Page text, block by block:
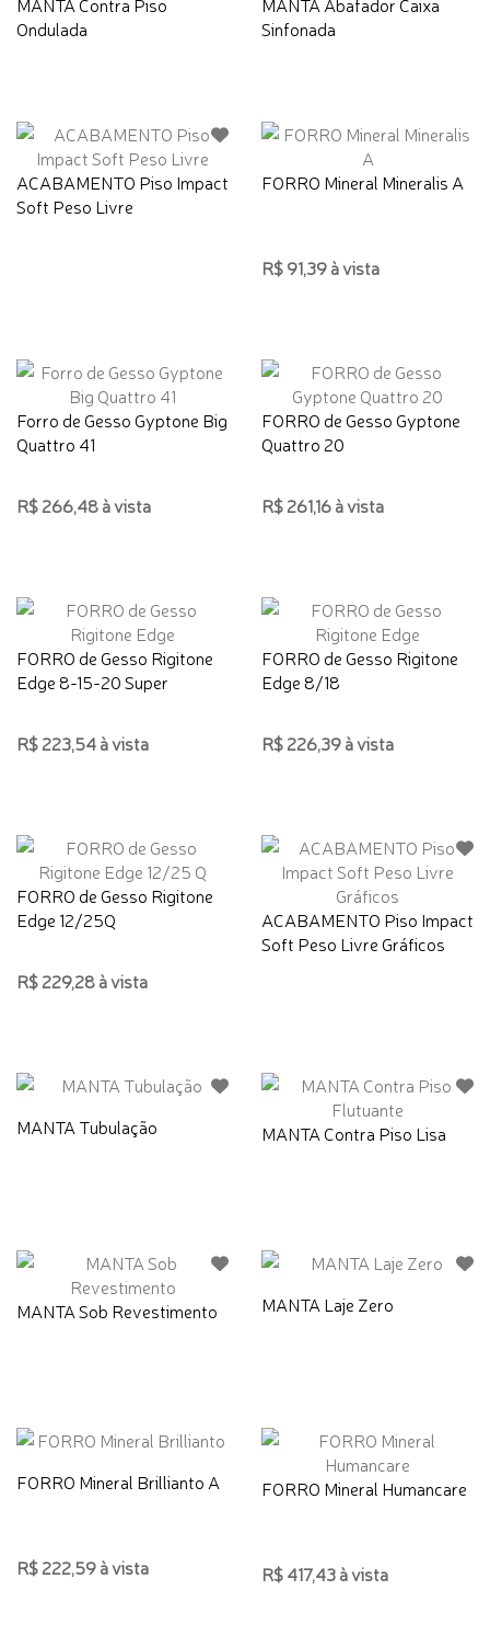
Ondulada
Sinfonada
ACABAMENTO Piso Impact
Soft Peso Livre
FORRO Mineral Mineralis A
R$ 91,39 à vista
Forro de Gesso Gyptone Big
Quattro 41
R$ 266,48 à vista
FORRO de Gesso Gyptone
Quattro 20
R$ 261,16 à vista
FORRO de Gesso Rigitone
Edge 8-15-20 Super
R$ 223,54 à vista
FORRO de Gesso Rigitone
Edge 8/18
R$ 226,39 à vista
FORRO de Gesso Rigitone
Edge 12/25Q
R$ 229,28 à vista
ACABAMENTO Piso Impact
Soft Peso Livre Gráficos
MANTA Tubulação MANTA Contra Piso Lisa
MANTA Sob Revestimento MANTA Laje Zero
FORRO Mineral Brillianto A
R$ 222,59 à vista
FORRO Mineral Humancare
R$ 417,43 à vista